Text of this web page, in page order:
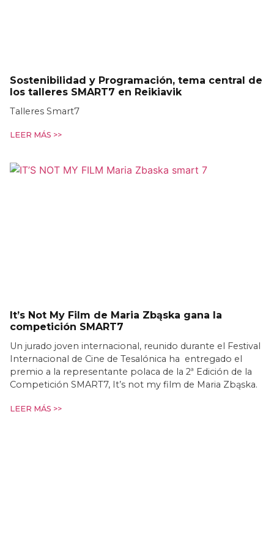
Sostenibilidad y Programación, tema central de
los talleres SMART7 en Reikiavik
Talleres Smart7
LEER MÁS >>
It’s Not My Film de Maria Zbąska gana la
competición SMART7
Un jurado joven internacional, reunido durante el Festival
Internacional de Cine de Tesalónica ha entregado el
premio a la representante polaca de la 2ª Edición de la
Competición SMART7, It’s not my film de Maria Zbąska.
LEER MÁS >>